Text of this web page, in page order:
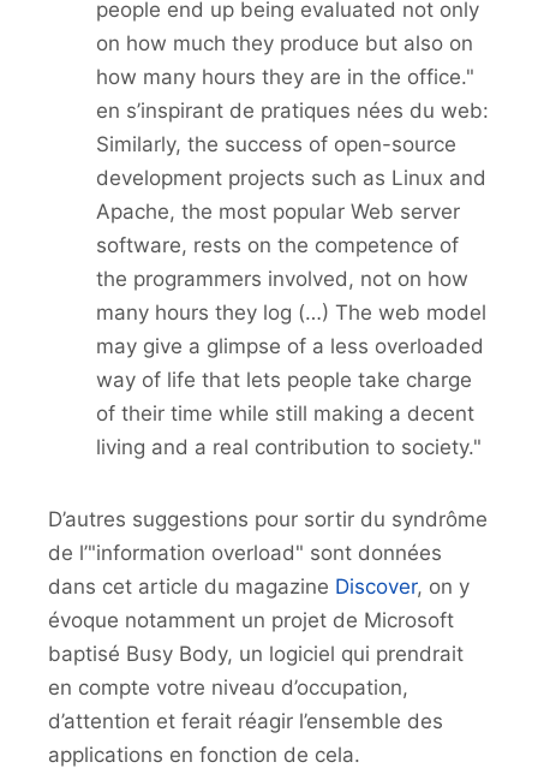
people end up being evaluated not only
on how much they produce but also on
how many hours they are in the office."
en s’inspirant de pratiques nées du web:
Similarly, the success of open-source
development projects such as Linux and
Apache, the most popular Web server
software, rests on the competence of
the programmers involved, not on how
many hours they log (…) The web model
may give a glimpse of a less overloaded
way of life that lets people take charge
of their time while still making a decent
living and a real contribution to society."
D’autres suggestions pour sortir du syndrôme
de l’"information overload" sont données
dans cet article du magazine Discover, on y
évoque notamment un projet de Microsoft
baptisé Busy Body, un logiciel qui prendrait
en compte votre niveau d’occupation,
d’attention et ferait réagir l’ensemble des
applications en fonction de cela.